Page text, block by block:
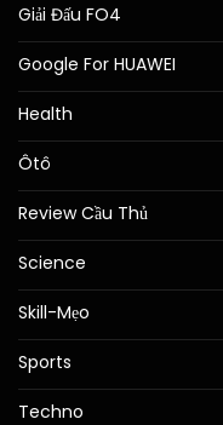
Giải Đấu FO4
Google For HUAWEI
Health
Ôtô
Review Cầu Thủ
Science
Skill-Mẹo
Sports
Techno